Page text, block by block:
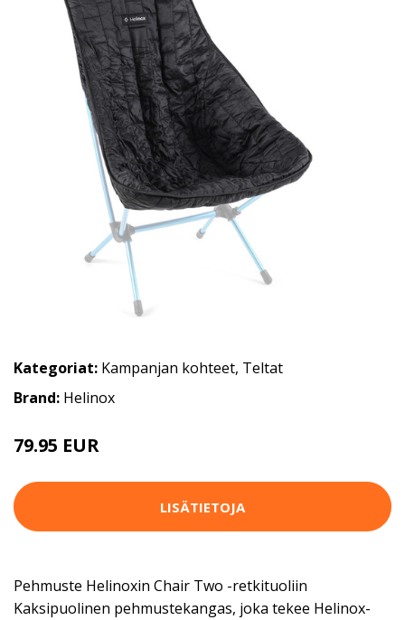
Kategoriat: Kampanjan kohteet, Teltat
Brand: Helinox
79.95 EUR
LISÄTIETOJA
Pehmuste Helinoxin Chair Two -retkituoliin
Kaksipuolinen pehmustekangas, joka tekee Helinox-